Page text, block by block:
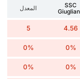
SSC
المعدل
4.56
5
0%
0%
0%
0%